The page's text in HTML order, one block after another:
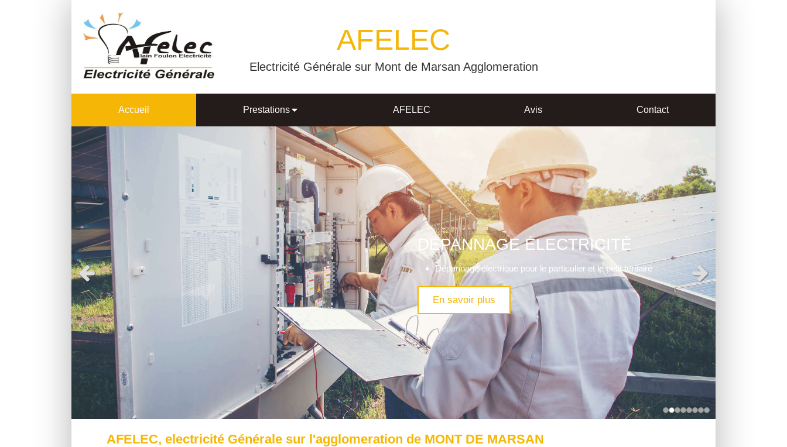
AFELEC
Electricité Générale sur Mont de Marsan Agglomeration
Accueil Prestations AFELEC Avis Contact
DÉPANNAGE ÉLECTRICITÉ
Dépannage électrique pour le particulier et le petit tertiaire
En savoir plus
Slide précédent Slide suivant
AFELEC, electricité Générale sur l'agglomeration de MONT DE MARSAN